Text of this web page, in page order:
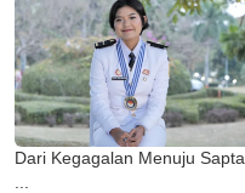
Dari Kegagalan Menuju Sapta